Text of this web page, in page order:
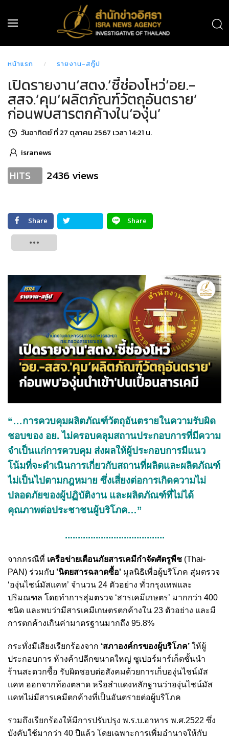
หน้าแรก รายงาน-สกู๊ป
เปิดรายงาน‘สตง.’ชี้ช่องโหว่‘อย.-
สสจ.’คุม‘ผลิตภัณฑ์วัตถุอันตราย’
ก่อนพบสารตกค้างใน‘องุ่น’
วันอาทิตย์ ที่ 27 ตุลาคม 2567 เวลา 14:21 น.
isranews
HITS 2436 views
Share
Share
“…การควบคุมผลิตภัณฑ์วัตถุอันตรายในความรับผิด
ชอบของ อย. ไม่ครอบคลุมสถานประกอบการที่มีความ
จำเป็นแก่การควบคุม ส่งผลให้ผู้ประกอบการมีแนว
โน้มที่จะดำเนินการเกี่ยวกับสถานที่ผลิตและผลิตภัณฑ์
ไม่เป็นไปตามกฎหมาย ซึ่งเสี่ยงต่อการเกิดความไม่
ปลอดภัยของผู้ปฏิบัติงาน และผลิตภัณฑ์ที่ไม่ได้
คุณภาพต่อประชาชนผู้บริโภค…”
.......................................
จากกรณีที่ เครือข่ายเตือนภัยสารเคมีกำจัดศัตรูพืช (Thai-
PAN) ร่วมกับ 'นิตยสารฉลาดซื้อ' มูลนิธิเพื่อผู้บริโภค สุ่มตรวจ
‘องุ่นไชน์มัสแคท’ จำนวน 24 ตัวอย่าง ทั่วกรุงเทพและ
ปริมณฑล โดยทำการสุ่มตรวจ ‘สารเคมีเกษตร’ มากกว่า 400
ชนิด และพบว่ามีสารเคมีเกษตรตกค้างใน 23 ตัวอย่าง และมี
การตกค้างเกินค่ามาตรฐานมากถึง 95.8%
กระทั่งมีเสียงเรียกร้องจาก ‘สภาองค์กรของผู้บริโภค’ ให้ผู้
ประกอบการ ห้างค้าปลีกขนาดใหญ่ ซูเปอร์มาร์เก็ตชั้นนำ
ร้านสะดวกซื้อ รับผิดชอบต่อสังคมด้วยการเก็บองุ่นไชน์มัส
แคท ออกจากท้องตลาด หรือสำแดงหลักฐานว่าองุ่นไชน์มัส
แคทไม่มีสารเคมีตกค้างที่เป็นอันตรายต่อผู้บริโภค
รวมถึงเรียกร้องให้มีการปรับปรุง พ.ร.บ.อาหาร พ.ศ.2522 ซึ่ง
บังคับใช้มากว่า 40 ปีแล้ว โดยเฉพาะการเพิ่มอำนาจให้กับ